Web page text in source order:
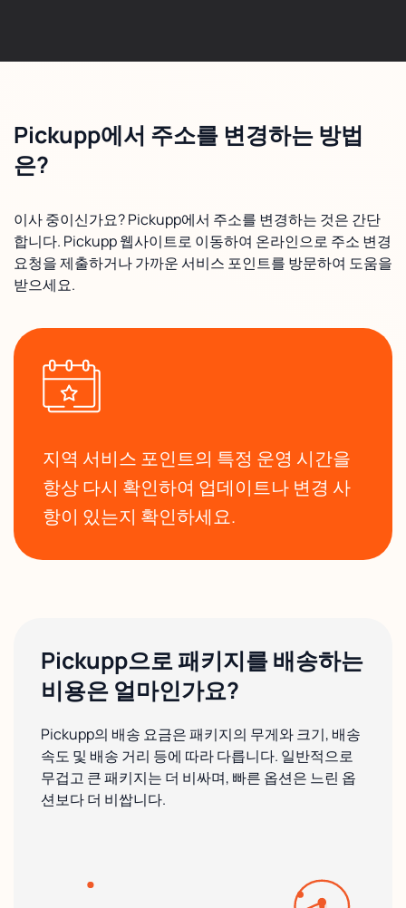
Pickupp에서 주소를 변경하는 방법
은?
이사 중이신가요? Pickupp에서 주소를 변경하는 것은 간단
합니다. Pickupp 웹사이트로 이동하여 온라인으로 주소 변경
요청을 제출하거나 가까운 서비스 포인트를 방문하여 도움을
받으세요.
지역 서비스 포인트의 특정 운영 시간을
항상 다시 확인하여 업데이트나 변경 사
항이 있는지 확인하세요.
Pickupp으로 패키지를 배송하는
비용은 얼마인가요?
Pickupp의 배송 요금은 패키지의 무게와 크기, 배송
속도 및 배송 거리 등에 따라 다릅니다. 일반적으로
무겁고 큰 패키지는 더 비싸며, 빠른 옵션은 느린 옵
션보다 더 비쌉니다.